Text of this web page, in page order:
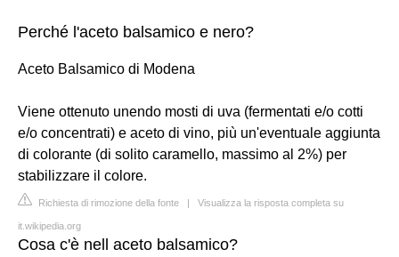
Perché l'aceto balsamico e nero?
Aceto Balsamico di Modena
Viene ottenuto unendo mosti di uva (fermentati e/o cotti
e/o concentrati) e aceto di vino, più un'eventuale aggiunta
di colorante (di solito caramello, massimo al 2%) per
stabilizzare il colore.
Richiesta di rimozione della fonte | Visualizza la risposta completa su
it.wikipedia.org
Cosa c'è nell aceto balsamico?